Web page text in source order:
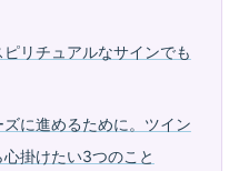
リチュアルなサインでも
ズに進めるために。ツイン
掛けたい3つのこと